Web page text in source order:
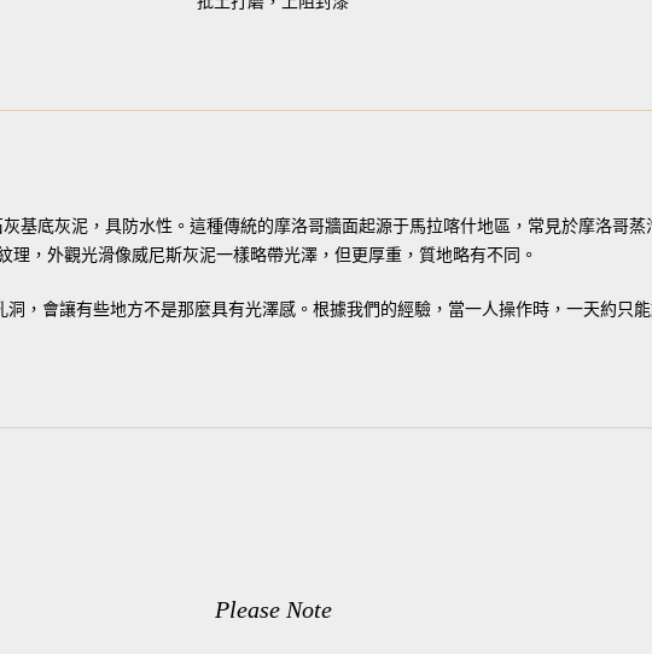
基底灰泥，具防水性。這種傳統的摩洛哥牆面起源于馬拉喀什地區，常見於摩洛哥蒸
，外觀光滑像威尼斯灰泥一樣略帶光澤，但更厚重，質地略有不同。
，會讓有些地方不是那麼具有光澤感。根據我們的經驗，當一人操作時，一天約只能
Please Note